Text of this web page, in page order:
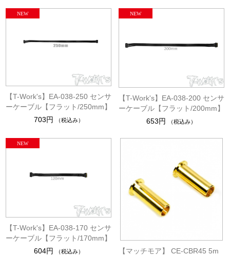
【T-Work's】EA-038-250 センサ
ーケーブル【フラット/250mm】
703円
（税込み）
【T-Work's】EA-038-200 センサ
ーケーブル【フラット/200mm】
653円
（税込み）
【T-Work's】EA-038-170 センサ
ーケーブル【フラット/170mm】
604円
（税込み）
【マッチモア】 CE-CBR45 5m